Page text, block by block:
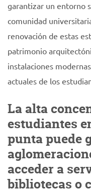
garantizar un entorno
comunidad
renovación de estas
patrimonio
instalaciones
actuales de los
La alta
estudiantes
punta puede
acceder a
bibliotecas o